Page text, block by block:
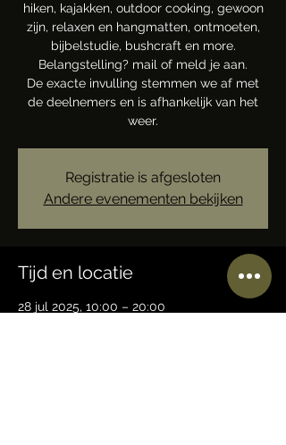
hiken, kajakken, outdoor cooking, gewoon
zijn, relaxen en hangmatten, ontmoeten,
bijbelstudie, bushcraft en more.
Belangstelling? mail of meld je aan.
De exacte invulling stemmen we af met
de deelnemers en is afhankelijk van het
weer.
Registratie is afgesloten
Andere evenementen bekijken
Tijd en locatie
28 jul 2025, 10:00 – 20:00